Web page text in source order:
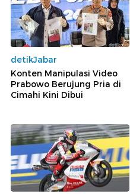
detikJabar
Konten Manipulasi Video
Prabowo Berujung Pria di
Cimahi Kini Dibui